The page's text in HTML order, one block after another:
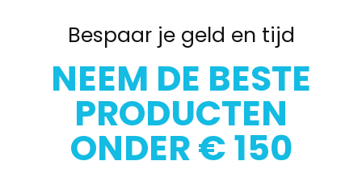
Bespaar je geld en tijd
NEEM DE BESTE
PRODUCTEN
ONDER € 150